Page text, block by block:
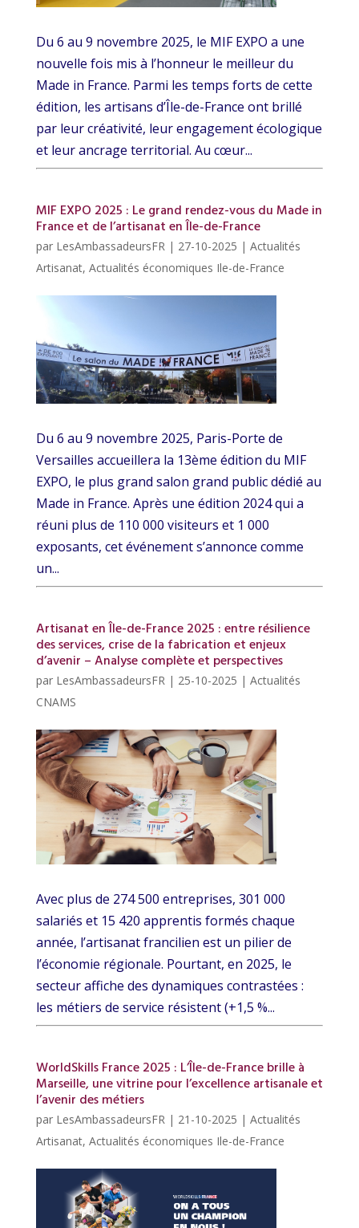
Du 6 au 9 novembre 2025, le MIF EXPO a une
nouvelle fois mis à l’honneur le meilleur du
Made in France. Parmi les temps forts de cette
édition, les artisans d’Île-de-France ont brillé
par leur créativité, leur engagement écologique
et leur ancrage territorial. Au cœur...
MIF EXPO 2025 : Le grand rendez-vous du Made in
France et de l’artisanat en Île-de-France
par LesAmbassadeursFR | 27-10-2025 | Actualités
Artisanat, Actualités économiques Ile-de-France
Du 6 au 9 novembre 2025, Paris-Porte de
Versailles accueillera la 13ème édition du MIF
EXPO, le plus grand salon grand public dédié au
Made in France. Après une édition 2024 qui a
réuni plus de 110 000 visiteurs et 1 000
exposants, cet événement s’annonce comme
un...
Artisanat en Île-de-France 2025 : entre résilience
des services, crise de la fabrication et enjeux
d’avenir – Analyse complète et perspectives
par LesAmbassadeursFR | 25-10-2025 | Actualités
CNAMS
Avec plus de 274 500 entreprises, 301 000
salariés et 15 420 apprentis formés chaque
année, l’artisanat francilien est un pilier de
l’économie régionale. Pourtant, en 2025, le
secteur affiche des dynamiques contrastées :
les métiers de service résistent (+1,5 %...
WorldSkills France 2025 : L’Île-de-France brille à
Marseille, une vitrine pour l’excellence artisanale et
l’avenir des métiers
par LesAmbassadeursFR| 21-10-2025 | Actualités
Artisanat, Actualités économiques Ile-de-France